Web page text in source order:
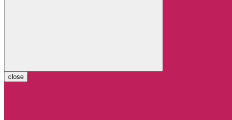
close